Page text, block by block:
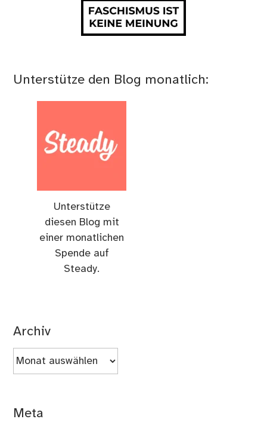
Unterstütze den Blog monatlich:
Unterstütze
diesen Blog mit
einer monatlichen
Spende auf
Steady.
Archiv
Archiv
Meta